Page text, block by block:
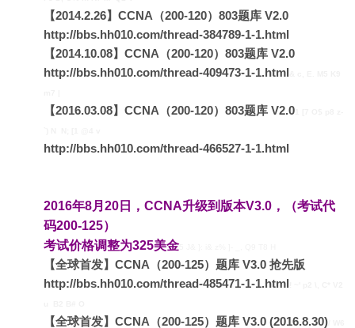
【2014.2.26】CCNA（200-120）803题库 V2.0
http://bbs.hh010.com/thread-384789-1-1.html
【2014.10.08】CCNA（200-120）803题库 V2.0
http://bbs.hh010.com/thread-409473-1-1.html
【2016.03.08】CCNA（200-120）803题库 V2.0
http://bbs.hh010.com/thread-466527-1-1.html
2016年8月20日，CCNA升级到版本V3.0，（考试代
码200-125）
考试价格调整为325美金
【全球首发】CCNA（200-125）题库 V3.0 抢先版
http://bbs.hh010.com/thread-485471-1-1.html
【全球首发】CCNA（200-125）题库 V3.0 (2016.8.30)